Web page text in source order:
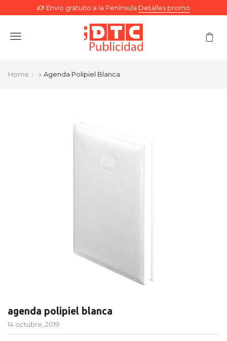
Envío gratuito a la Península Detalles promo
Menu
Home Agenda Polipiel Blanca
agenda polipiel blanca
14 octubre, 2019